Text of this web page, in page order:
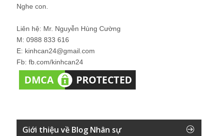
Nghe con.
Liên hệ: Mr. Nguyễn Hùng Cường
M: 0988 833 616
E: kinhcan24@gmail.com
Fb: fb.com/kinhcan24
Giới thiệu về Blog Nhân sự